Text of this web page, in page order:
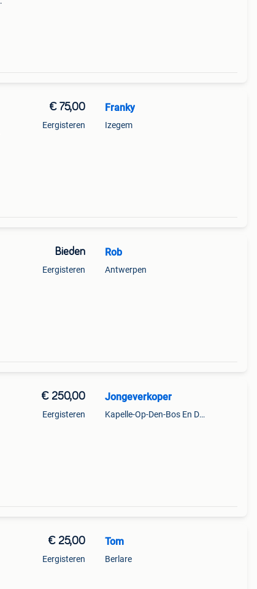
€ 75,00
Eergisteren
Franky
Izegem
Bieden
Eergisteren
Rob
Antwerpen
€ 250,00
Eergisteren
Jongeverkoper
Kapelle-Op-Den-Bos En Deel Van Zemst
€ 25,00
Eergisteren
Tom
Berlare